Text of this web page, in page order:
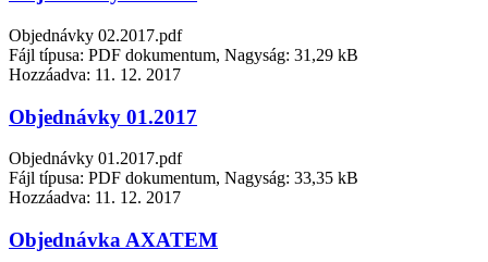
Objednávky 02.2017.pdf
Fájl típusa: PDF dokumentum, Nagyság: 31,29 kB
Hozzáadva: 11. 12. 2017
Objednávky 01.2017
Objednávky 01.2017.pdf
Fájl típusa: PDF dokumentum, Nagyság: 33,35 kB
Hozzáadva: 11. 12. 2017
Objednávka AXATEM